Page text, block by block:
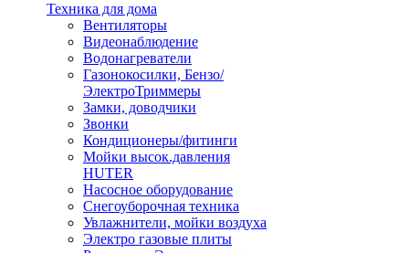
Техника для дома
Вентиляторы
Видеонаблюдение
Водонагреватели
Газонокосилки, Бензо/
ЭлектроТриммеры
Замки, доводчики
Звонки
Кондиционеры/фитинги
Мойки высок.давления
HUTER
Насосное оборудование
Снегоуборочная техника
Увлажнители, мойки воздуха
Электро газовые плиты